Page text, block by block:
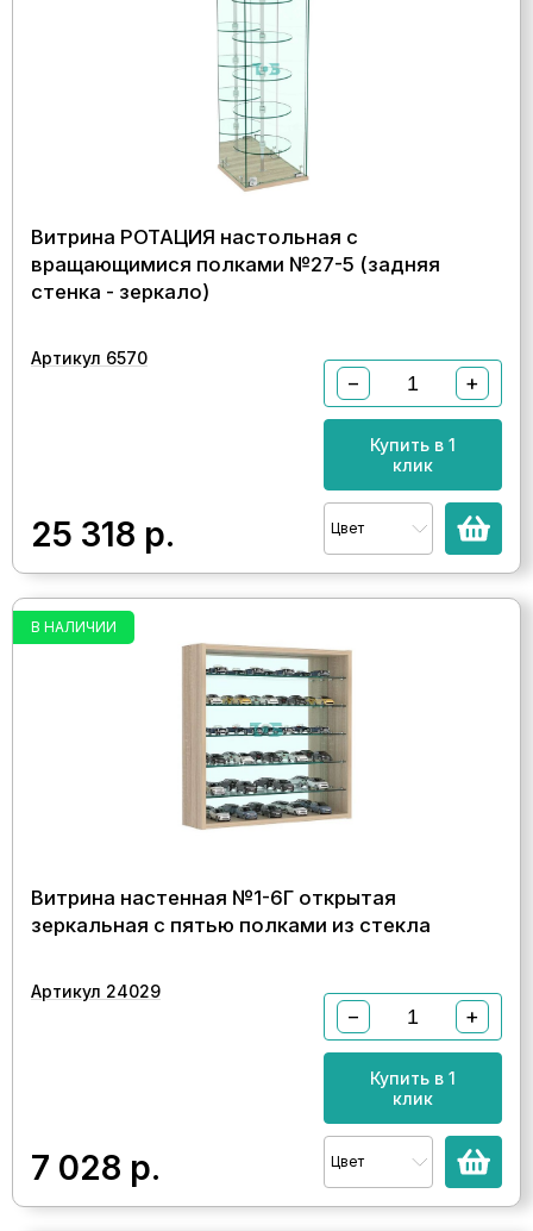
Витрина РОТАЦИЯ настольная с
вращающимися полками №27-5 (задняя
стенка - зеркало)
Артикул 6570
25 318 р.
− +
Купить в 1
клик
Цвет
В НАЛИЧИИ
Витрина настенная №1-6Г открытая
зеркальная с пятью полками из стекла
Артикул 24029
7 028 р.
− +
Купить в 1
клик
Цвет